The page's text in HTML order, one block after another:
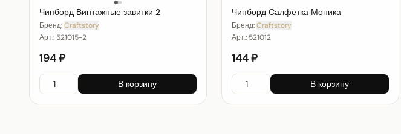
Чипборд Винтажные завитки 2
Бренд:Craftstory
Арт.: 521015-2
194 ₽
В корзину
Чипборд Салфетка Моника
Бренд:Craftstory
Арт.: 521012
144 ₽
В корзину